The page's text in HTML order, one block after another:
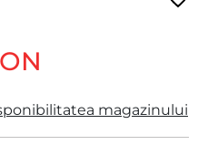
magazinului